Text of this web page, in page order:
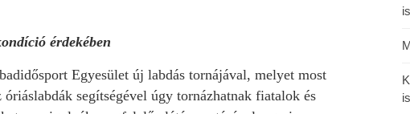
érdekében
Egyesület új labdás tornájával, melyet most
segítségével úgy tornázhatnak fiatalok és